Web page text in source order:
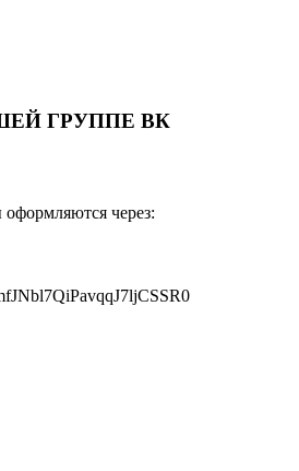
ГРУППЕ ВК
оформляются через: